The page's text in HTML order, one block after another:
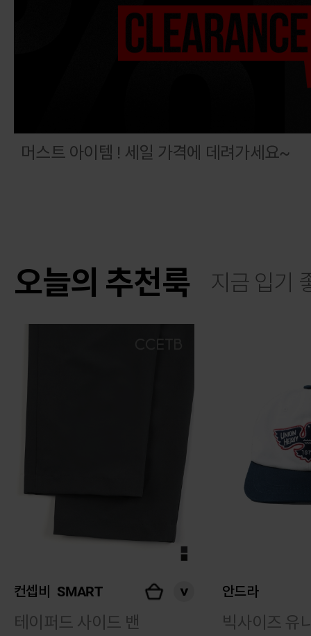
머스트 아이템 ! 세일 가격에 데려가세요~
오늘의 추천룩 지금 입기
컨셉비 SMART
테이퍼드 사이드 밴
안드라
빅사이즈 유